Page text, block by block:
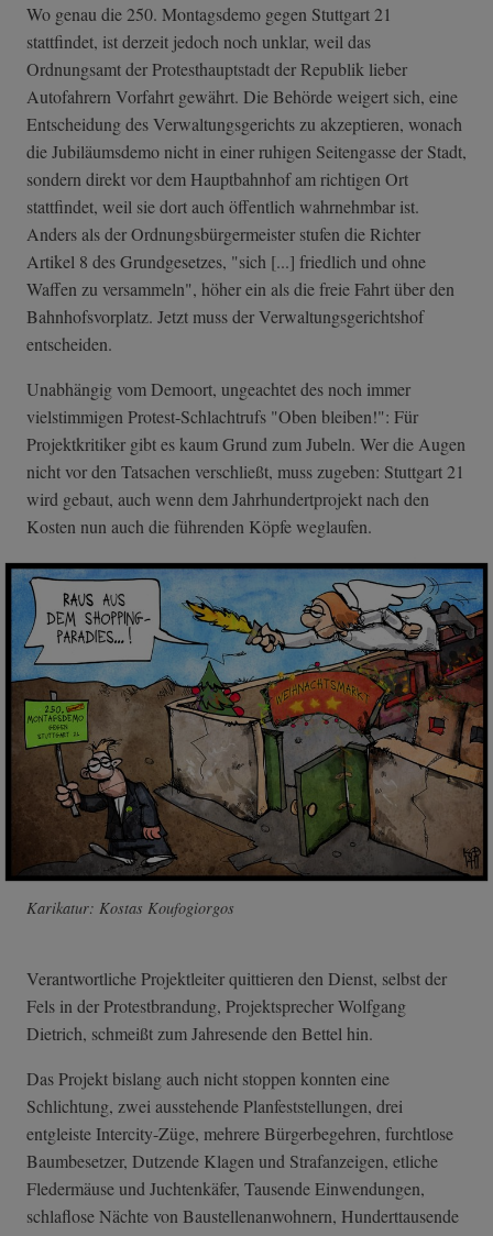
Wo genau die 250. Montagsdemo gegen Stuttgart 21
stattfindet, ist derzeit jedoch noch unklar, weil das
Ordnungsamt der Protesthauptstadt der Republik lieber
Autofahrern Vorfahrt gewährt. Die Behörde weigert sich, eine
Entscheidung des Verwaltungsgerichts zu akzeptieren, wonach
die Jubiläumsdemo nicht in einer ruhigen Seitengasse der Stadt,
sondern direkt vor dem Hauptbahnhof am richtigen Ort
stattfindet, weil sie dort auch öffentlich wahrnehmbar ist.
Anders als der Ordnungsbürgermeister stufen die Richter
Artikel 8 des Grundgesetzes, "sich [...] friedlich und ohne
Waffen zu versammeln", höher ein als die freie Fahrt über den
Bahnhofsvorplatz. Jetzt muss der Verwaltungsgerichtshof
entscheiden.
Unabhängig vom Demoort, ungeachtet des noch immer
vielstimmigen Protest-Schlachtrufs "Oben bleiben!": Für
Projektkritiker gibt es kaum Grund zum Jubeln. Wer die Augen
nicht vor den Tatsachen verschließt, muss zugeben: Stuttgart 21
wird gebaut, auch wenn dem Jahrhundertprojekt nach den
Kosten nun auch die führenden Köpfe weglaufen.
Karikatur: Kostas Koufogiorgos
Verantwortliche Projektleiter quittieren den Dienst, selbst der
Fels in der Protestbrandung, Projektsprecher Wolfgang
Dietrich, schmeißt zum Jahresende den Bettel hin.
Das Projekt bislang auch nicht stoppen konnten eine
Schlichtung, zwei ausstehende Planfeststellungen, drei
entgleiste Intercity-Züge, mehrere Bürgerbegehren, furchtlose
Baumbesetzer, Dutzende Klagen und Strafanzeigen, etliche
Fledermäuse und Juchtenkäfer, Tausende Einwendungen,
schlaflose Nächte von Baustellenanwohnern, Hunderttausende